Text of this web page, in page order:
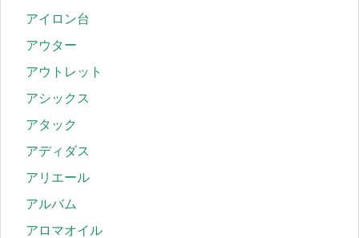
アイロン台
アウター
アウトレット
アシックス
アタック
アディダス
アリエール
アルバム
アロマオイル